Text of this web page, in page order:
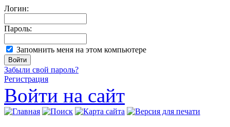
Логин:
Пароль:
Запомнить меня на этом компьютере
Забыли свой пароль?
Регистрация
Войти на сайт